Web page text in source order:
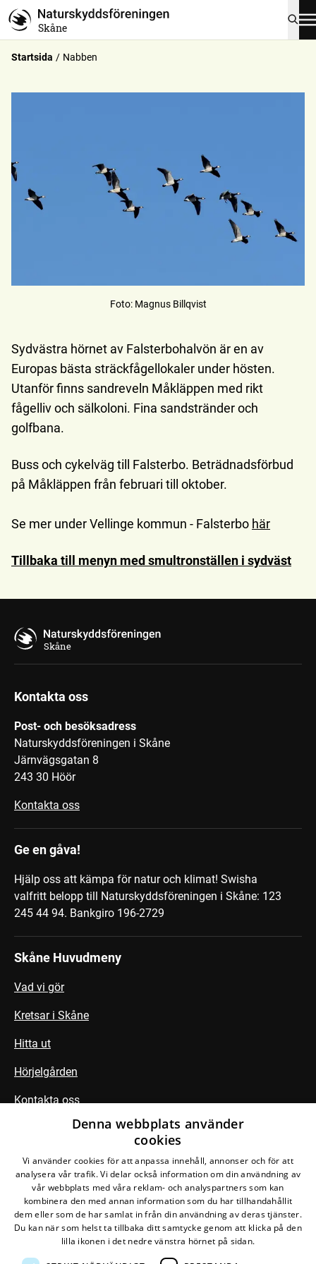
Skåne
Startsida Nabben
Foto: Magnus Billqvist
Sydvästra hörnet av Falsterbohalvön är en av
Europas bästa sträckfågellokaler under hösten.
Utanför finns sandreveln Måkläppen med rikt
fågelliv och sälkoloni. Fina sandstränder och
golfbana.
Buss och cykelväg till Falsterbo. Beträdnadsförbud
på Måkläppen från februari till oktober.
Se mer under Vellinge kommun - Falsterbo här
Tillbaka till menyn med smultronställen i sydväst
Skåne
Kontakta oss
Post- och besöksadress
Naturskyddsföreningen i Skåne
Järnvägsgatan 8
243 30 Höör
Kontakta oss
Ge en gåva!
Hjälp oss att kämpa för natur och klimat! Swisha
valfritt belopp till Naturskyddsföreningen i Skåne: 123
245 44 94. Bankgiro 196-2729
Skåne Huvudmeny
Vad vi gör
Kretsar i Skåne
Hitta ut
Hörjelgården
Kontakta oss
Följ din krets
Denna webbplats använder
cookies
Vi använder cookies för att anpassa innehåll, annonser och för att
analysera vår trafik. Vi delar också information om din användning av
vår webbplats med våra reklam- och analyspartners som kan
kombinera den med annan information som du har tillhandahållit
dem eller som de har samlat in från din användning av deras tjänster.
Du kan när som helst ta tillbaka ditt samtycke genom att klicka på den
lilla ikonen i det nedre vänstra hörnet på sidan.